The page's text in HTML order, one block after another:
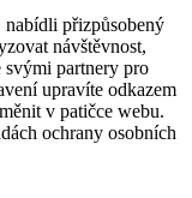
nabídli přizpůsobený
návštěvnost,
svými partnery pro
upravíte odkazem
v patičce webu.
ochrany osobních